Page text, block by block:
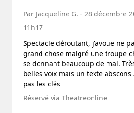
Par Jacqueline G. - 28 décembre
11h17
Spectacle déroutant, j'avoue ne
grand chose malgré une troupe
se donnant beaucoup de mal.
belles voix mais un texte abscons
pas les clés
Réservé via Theatreonline